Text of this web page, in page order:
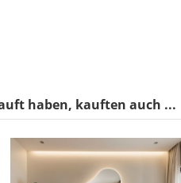
haben, kauften auch ...